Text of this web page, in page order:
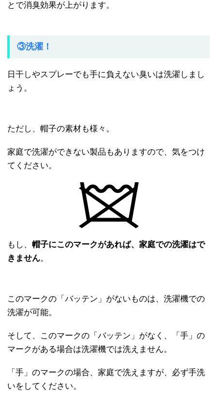
とで消臭効果が上がります。
③洗濯！
日干しやスプレーでも手に負えない臭いは洗濯しまし
ょう。
ただし、帽子の素材も様々。
家庭で洗濯ができない製品もありますので、気をつけ
てください。
もし、 帽子にこのマークがあれば、家庭での洗濯はで
きません。
このマークの「バッテン」がないものは、洗濯機での
洗濯が可能。
そして、このマークの「バッテン」がなく、「手」の
マークがある場合は洗濯機では洗えません。
「手」のマークの場合、家庭で洗えますが、必ず手洗
いをしてください。